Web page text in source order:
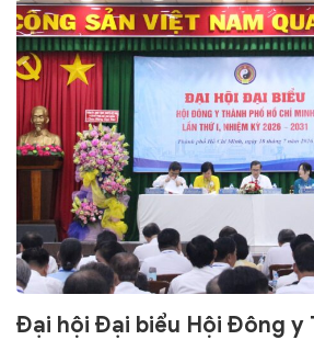
Đại hội Đại biểu Hội Đông y